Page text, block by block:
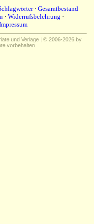
· Gesamtbestand
· Widerrufsbelehrung ·
und Verlage | © 2006-2026 by
vorbehalten.